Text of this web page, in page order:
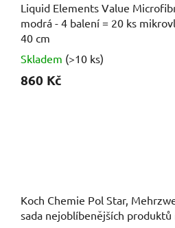
Liquid Elements Value
modrá - 4 balení = 20 ks
40 cm
Skladem (>10 ks)
860 Kč
Koch Chemie Pol Star,
sada nejoblíbenějších